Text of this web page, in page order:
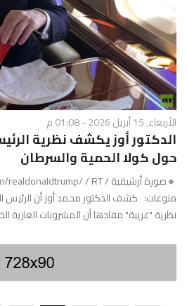
الأربعاء, 15 أبريل 2026 - 01:08 م
الدكتور أوز يكشف نظرية
حول كولا الحمية والسرطان
منوعات: كشف الدكتور محمد أوز أن الرئيس
نظرية "غريبة" مفادها أن المشروبات الغازية